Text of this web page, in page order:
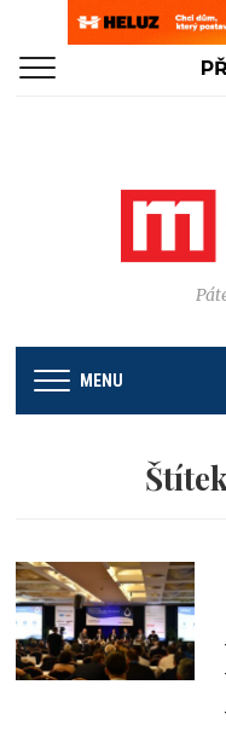
MENU